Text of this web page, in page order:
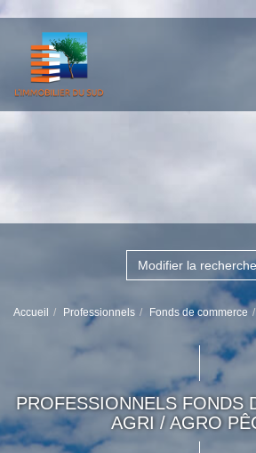
Modifier la
Accueil Professionnels Fonds de commerce
PROFESSIONNELS FONDS
AGRI / AGRO